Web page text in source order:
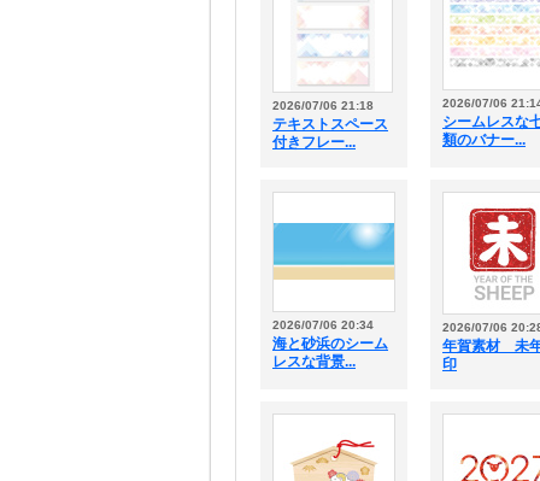
2026/07/06 21:18
テキストスペース
付きフレー...
2026/07/06
シームレスな
類のバナー...
2026/07/06 20:34
海と砂浜のシーム
レスな背景...
2026/07/06
年賀素材 未
印